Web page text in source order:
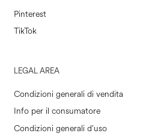
Pinterest
TikTok
LEGAL AREA
Condizioni generali di vendita
Info per il consumatore
Condizioni generali d'uso